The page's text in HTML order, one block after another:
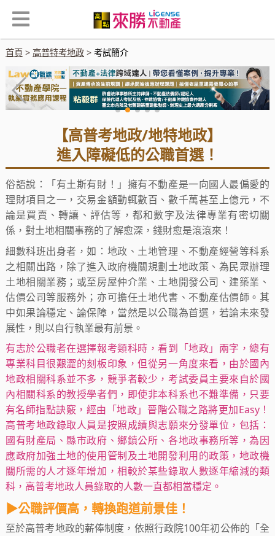
首頁 高普特考地政 考試簡介
【高普考地政/地特地政】
進入障礙低的公職首選！
俗語說：「有土斯有財！」擁有不動產是一向國人最偏愛的
理財項目之一，交易金額動輒數百、數千萬甚至上億元，不
論是買賣、轉讓、評估等，都和數字及法律專業有密切關
係，對土地相關事務的了解愈深，錢財愈是滾滾來！
細數科班出身者，如：地政、土地管理、不動產經營等科系
之相關出路，除了進入政府機關規劃土地政策、為民眾辦理
土地相關業務；或至房屋仲介業、土地開發公司、建築業、
估價公司等服務外；亦可擔任土地代書、不動產估價師。其
中如果論穩定、論保障，當然是以公職為首選，若論未來發
展性，則以自行執業最有前景。
有志於公職者在選擇報考類科時，看到「地政」兩字，總有
專業科目很艱澀的刻板印象，但從另一角度來看，由於國內
地政相關科系並不多，競爭者較少，考試委員主要來自於國
內相關科系的教授學者們，即使非本科系也不難準備，只要
有名師指點訣竅，經由「地政」晉階公職之路將更加Easy！
高普考地政錄取人員是按照成績與志願來分發單位，包括：
國有財產局、縣市政府、鄉鎮公所、各地政事務所等，為因
應政府加強土地的使用管制及土地開發利用的政策，地政機
關所需的人才逐年增加，相較於某些錄取人數逐年縮減的類
科，高普考地政人員錄取的人數一直都相當穩定。
▶公職評價高，轉換跑道前景佳！
至於高普考地政的薪俸制度，依照行政院100年初公佈的「全